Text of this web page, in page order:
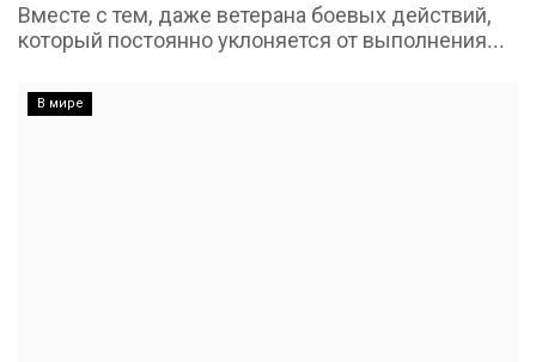
Вместе с тем, даже ветерана боевых действий,
который постоянно уклоняется от выполнения...
В мире